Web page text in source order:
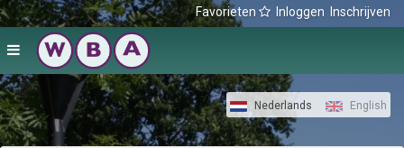
Favorieten Inloggen Inschrijven
Nederlands English